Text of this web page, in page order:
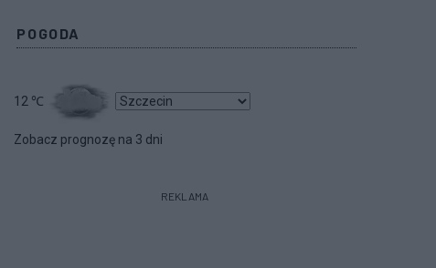
POGODA
12 ℃
Zobacz prognozę na 3 dni
REKLAMA